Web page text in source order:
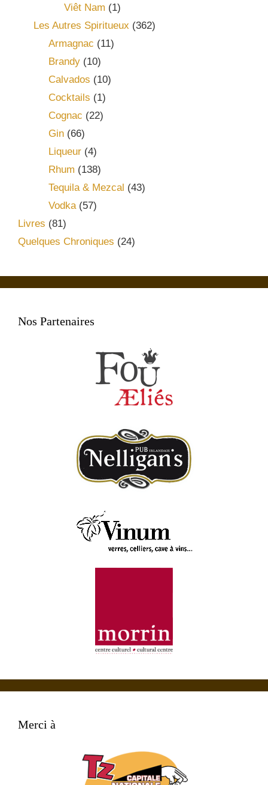
Viêt Nam (1)
Les Autres Spiritueux (362)
Armagnac (11)
Brandy (10)
Calvados (10)
Cocktails (1)
Cognac (22)
Gin (66)
Liqueur (4)
Rhum (138)
Tequila & Mezcal (43)
Vodka(57)
Livres (81)
Quelques Chroniques (24)
Nos Partenaires
Merci à